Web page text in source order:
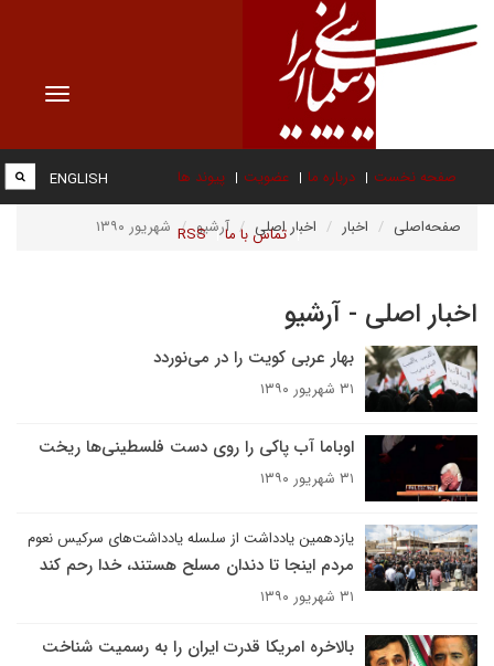
Toggle
صفحه نخست درباره ما عضویت پیوند ها
تماس با ما RSS
ENGLISH
صفحه‌اصلی اخبار اخبار اصلی آرشیو شهریور ۱۳۹۰
اخبار اصلی - آرشیو
بهار عربی کویت را در می‌نوردد
۳۱ شهریور ۱۳۹۰
اوباما آب پاکی را روی دست فلسطینی‌ها ریخت
۳۱ شهریور ۱۳۹۰
یازدهمین یادداشت از سلسله یادداشت‌های سرکیس نعوم
مردم اینجا تا دندان مسلح هستند، خدا رحم کند
۳۱ شهریور ۱۳۹۰
بالاخره امریکا قدرت ایران را به رسمیت شناخت